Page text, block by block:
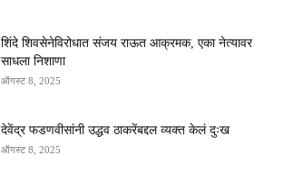
शिंदे शिवसेनेविरोधात संजय राऊत आक्रमक, एका नेत्यावर
साधला निशाणा
ऑगस्ट 8, 2025
देवेंद्र फडणवीसांनी उद्धव ठाकरेंबद्दल व्यक्त केलं दुःख
ऑगस्ट 8, 2025